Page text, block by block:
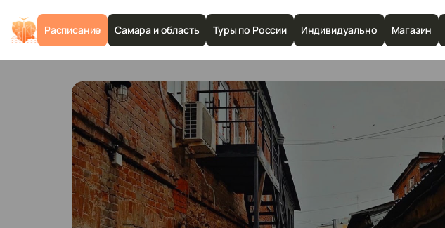
Расписание Самара и область Туры по России Индивидуально Магазин